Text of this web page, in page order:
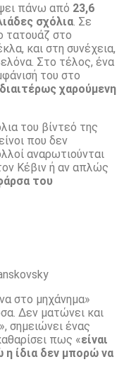
πάνω από 23,6
σχόλια . Σε
τατουάζ στο
και στη συνέχεια,
Στο τέλος, ένα
του στο
χαρούμενη
του βίντεό της
που δεν
αναρωτιούνται
Κέβιν ή αν απλώς
του
στο μηχάνημα»
Δεν ματώνει και
σημειώνει ένας
πως «είναι
η ίδια δεν μπορώ να